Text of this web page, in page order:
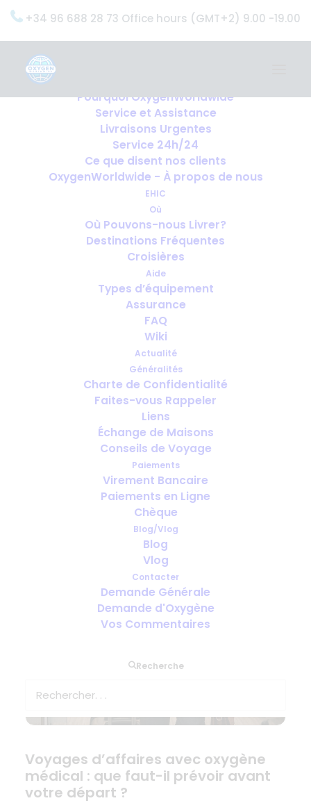
+34 96 688 28 73 Office hours (GMT+2) 9.00 -19.00
OxygenWorldwide (Ce que nous faisons)
Pourquoi OxygenWorldwide
Service et Assistance
Livraisons Urgentes
Service 24h/24
Ce que disent nos clients
OxygenWorldwide - À propos de nous
EHIC
Où
Où Pouvons-nous Livrer?
Destinations Fréquentes
Croisières
Aide
Types d’équipement
Assurance
FAQ
Wiki
Actualité
Généralités
Charte de Confidentialité
Faites-vous Rappeler
Liens
Échange de Maisons
Conseils de Voyage
Paiements
Virement Bancaire
Paiements en Ligne
Chèque
Blog/Vlog
Blog
Vlog
Contacter
Demande Générale
Demande d'Oxygène
Vos Commentaires
Recherche
Combien de temps à l’avance faut-
il prévoir l’oxygène pour le voyage ?
Voyages d’affaires avec oxygène
médical : que faut-il prévoir avant
votre départ ?